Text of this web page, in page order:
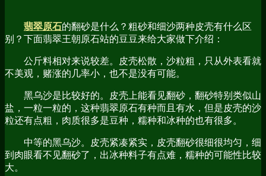
翡翠原石的翻砂是什么？粗砂和细沙两种皮壳有什么区
别？下面翡翠王朝原石站的豆豆来给大家做下介绍：
公斤料相对来说较差。皮壳松散，沙粒粗，只从外表看就
不美观，赌涨的几率小，也不是没有可能。
黑乌沙是比较好的。皮壳上能看见翻砂，翻砂特别类似山
盐，一粒一粒的，这种翡翠原石有种而且有水，但是皮壳的沙
粒还有点粗，肉质很多是豆种，糯种和冰种的也有很多。
中等的黑乌沙。皮壳紧凑紧实，皮壳翻砂很细很均匀，细
到肉眼看不见翻砂了，出冰种料子有点难，糯种的可能性比较
大。